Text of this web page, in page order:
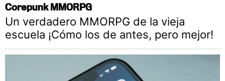
Corepunk MMORPG
Un verdadero MMORPG de la vieja
escuela ¡Cómo los de antes, pero mejor!